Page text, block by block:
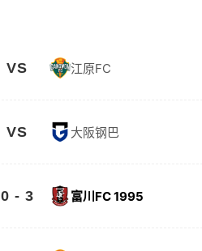
VS 江原FC
VS 大阪钢巴
0 - 3 富川FC 1995